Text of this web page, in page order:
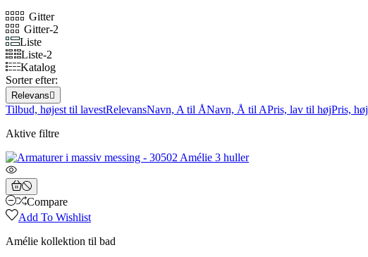
Gitter
Gitter-2
Liste
Liste-2
Katalog
Sorter efter:
Relevans 
Tilbud, højest til lavestRelevansNavn, A til ÅNavn, Å til APris, lav til højPris,
Aktive filtre
Compare
Add To Wishlist
Amélie kollektion til bad